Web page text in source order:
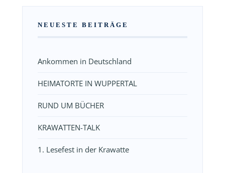
NEUESTE BEITRÄGE
Ankommen in Deutschland
HEIMATORTE IN WUPPERTAL
RUND UM BÜCHER
KRAWATTEN-TALK
1. Lesefest in der Krawatte